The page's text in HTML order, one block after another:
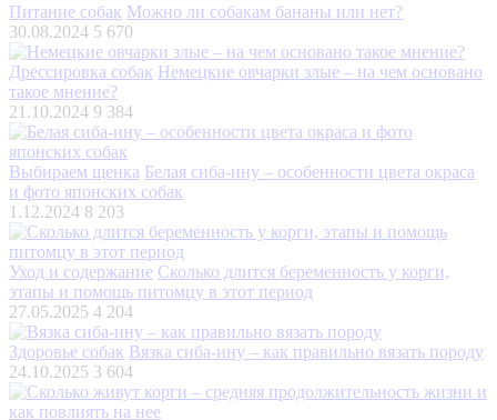
Питание собак Можно ли собакам бананы или нет?
30.08.2024 5 670
Дрессировка собак Немецкие овчарки злые – на чем основано
такое мнение?
21.10.2024 9 384
Выбираем щенка Белая сиба-ину – особенности цвета окраса
и фото японских собак
1.12.2024 8 203
Уход и содержание Сколько длится беременность у корги,
этапы и помощь питомцу в этот период
27.05.2025 4 204
Здоровье собак Вязка сиба-ину – как правильно вязать породу
24.10.2025 3 604